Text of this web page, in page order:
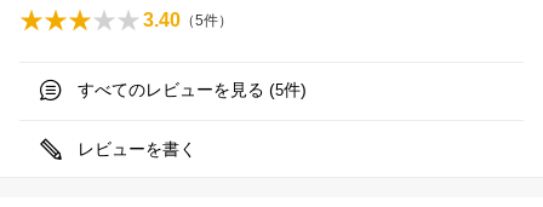
3.40 （5件）
すべてのレビューを見る (5件)
レビューを書く